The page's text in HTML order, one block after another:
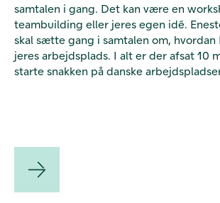
samtalen i gang. Det kan være en
teambuilding eller jeres egen idé.
skal sætte gang i samtalen om, hvordan
jeres arbejdsplads. I alt er der afsat 10
starte snakken på danske